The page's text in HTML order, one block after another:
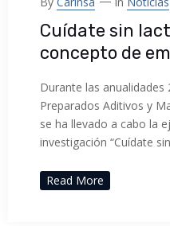
Cuídate sin
concepto de
Durante las anualidades
Preparados Aditivos y
se ha llevado a cabo la
investigación “Cuídate
Read More